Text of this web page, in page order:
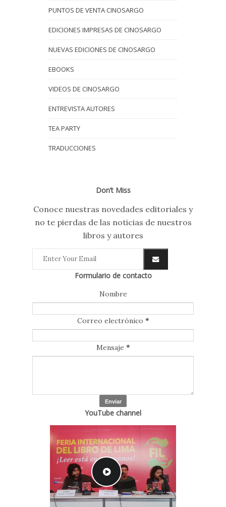
PUNTOS DE VENTA CINOSARGO
EDICIONES IMPRESAS DE CINOSARGO
NUEVAS EDICIONES DE CINOSARGO
EBOOKS
VIDEOS DE CINOSARGO
ENTREVISTA AUTORES
TEA PARTY
TRADUCCIONES
Don’t Miss
Conoce nuestras novedades editoriales y
no te pierdas de las noticias de nuestros
libros y autores
Formulario de contacto
Nombre
Correo electrónico *
Mensaje *
YouTube channel